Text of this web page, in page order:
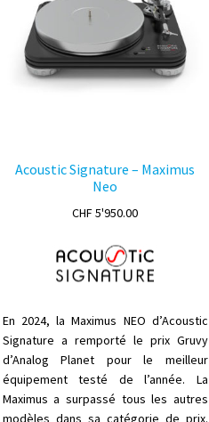
page
du
produit
Acoustic Signature – Maximus
Neo
CHF5'950.00
En 2024, la Maximus NEO d’Acoustic
Signature a remporté le prix Gruvy
d’Analog Planet pour le meilleur
équipement testé de l’année. La
Maximus a surpassé tous les autres
modèles dans sa catégorie de prix.